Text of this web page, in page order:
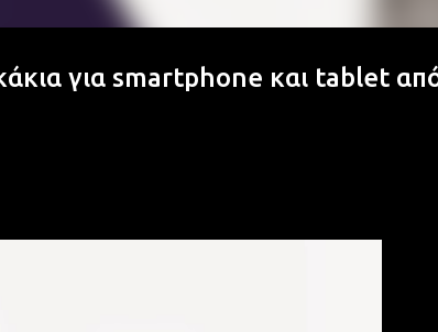
για smartphone και tablet